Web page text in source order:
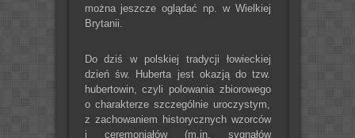
można jeszcze oglądać np. w Wielkiej
Brytanii.
Do dziś w polskiej tradycji łowieckiej
dzień św. Huberta jest okazją do tzw.
hubertowin, czyli polowania zbiorowego
o charakterze szczególnie uroczystym,
z zachowaniem historycznych wzorców
i ceremoniałów (m.in. sygnałów